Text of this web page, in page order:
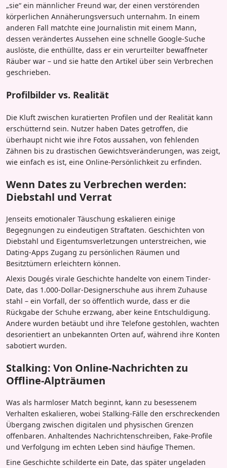
„sie“ ein männlicher Freund war, der einen verstörenden
körperlichen Annäherungsversuch unternahm. In einem
anderen Fall matchte eine Journalistin mit einem Mann,
dessen verändertes Aussehen eine schnelle Google-Suche
auslöste, die enthüllte, dass er ein verurteilter bewaffneter
Räuber war – und sie hatte den Artikel über sein Verbrechen
geschrieben.
Profilbilder vs. Realität
Die Kluft zwischen kuratierten Profilen und der Realität kann
erschütternd sein. Nutzer haben Dates getroffen, die
überhaupt nicht wie ihre Fotos aussahen, von fehlenden
Zähnen bis zu drastischen Gewichtsveränderungen, was zeigt,
wie einfach es ist, eine Online-Persönlichkeit zu erfinden.
Wenn Dates zu Verbrechen werden:
Diebstahl und Verrat
Jenseits emotionaler Täuschung eskalieren einige
Begegnungen zu eindeutigen Straftaten. Geschichten von
Diebstahl und Eigentumsverletzungen unterstreichen, wie
Dating-Apps Zugang zu persönlichen Räumen und
Besitztümern erleichtern können.
Alexis Dougés virale Geschichte handelte von einem Tinder-
Date, das 1.000-Dollar-Designerschuhe aus ihrem Zuhause
stahl – ein Vorfall, der so öffentlich wurde, dass er die
Rückgabe der Schuhe erzwang, aber keine Entschuldigung.
Andere wurden betäubt und ihre Telefone gestohlen, wachten
desorientiert an unbekannten Orten auf, während ihre Konten
sabotiert wurden.
Stalking: Von Online-Nachrichten zu
Offline-Alpträumen
Was als harmloser Match beginnt, kann zu besessenem
Verhalten eskalieren, wobei Stalking-Fälle den erschreckenden
Übergang zwischen digitalen und physischen Grenzen
offenbaren. Anhaltendes Nachrichtenschreiben, Fake-Profile
und Verfolgung im echten Leben sind häufige Themen.
Eine Geschichte schilderte ein Date, das später ungeladen